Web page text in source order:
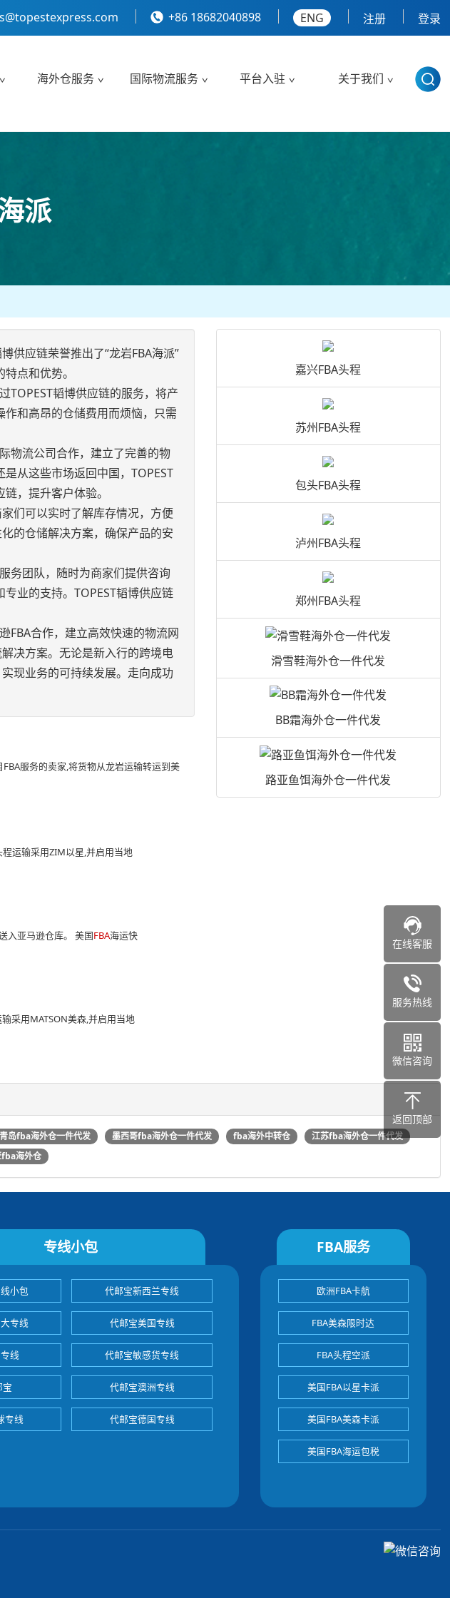
+86 18682040898 ENG 注册 登录
海外仓服务 国际物流服务 平台入驻 关于我们
派
供应链荣誉推出了“龙岩FBA海派”
点和优势。
TOPEST韬博供应链的服务，将产
和高昂的仓储费用而烦恼，只需
物流公司合作，建立了完善的物
从这些市场返回中国，TOPEST
，提升客户体验。
们可以实时了解库存情况，方便
的仓储解决方案，确保产品的安
务团队，随时为商家们提供咨询
业的支持。TOPEST韬博供应链
FBA合作，建立高效快速的物流网
决方案。无论是新入行的跨境电
现业务的可持续发展。走向成功
服务的卖家,将货物从龙岩运输转运到美
运输采用ZIM以星,并启用当地
入亚马逊仓库。 美国FBA海运快
采用MATSON美森,并启用当地
嘉兴FBA头程
苏州FBA头程
包头FBA头程
泸州FBA头程
郑州FBA头程
滑雪鞋海外仓一件代发
BB霜海外仓一件代发
路亚鱼饵海外仓一件代发
青岛fba海外仓一件代发 墨西哥fba海外仓一件代发 fba海外中转仓
江苏fba海外仓一件代发
fba海外仓
专线小包
小包 代邮宝新西兰专线
专线 代邮宝美国专线
线 代邮宝敏感货专线
宝 代邮宝澳洲专线
专线 代邮宝德国专线
FBA服务
欧洲FBA卡航
FBA美森限时达
FBA头程空派
美国FBA以星卡派
美国FBA美森卡派
美国FBA海运包税
在线客服
服务热线
微信咨询
返回顶部